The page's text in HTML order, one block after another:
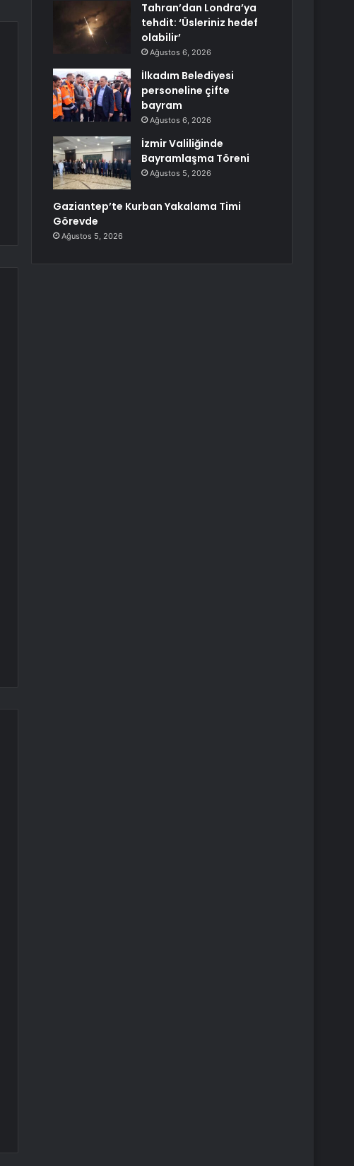
Tahran’dan Londra’ya
tehdit: ‘Üsleriniz hedef
olabilir’
Ağustos 6, 2026
İlkadım Belediyesi
personeline çifte
bayram
Ağustos 6, 2026
İzmir Valiliğinde
Bayramlaşma Töreni
Ağustos 5, 2026
Gaziantep’te Kurban Yakalama Timi
Görevde
Ağustos 5, 2026